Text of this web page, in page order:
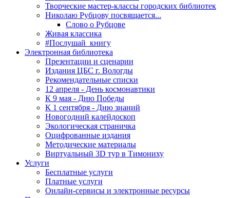
Творческие мастер-классы городских библиотек
Николаю Рубцову посвящается...
Слово о Рубцове
Живая классика
#Послушай_книгу
Электронная библиотека
Презентации и сценарии
Издания ЦБС г. Вологды
Рекомендательные списки
12 апреля - День космонавтики
К 9 мая - Дню Победы
К 1 сентября - Дню знаний
Новогодний калейдоскоп
Экологическая страничка
Оцифрованные издания
Методические материалы
Виртуальный 3D тур в Тимониху
Услуги
Бесплатные услуги
Платные услуги
Онлайн-сервисы и электронные ресурсы